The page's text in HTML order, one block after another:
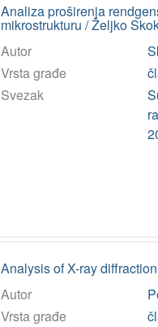
Analiza proširenja
mikrostrukturu / Željko
Autor
Vrsta građe
Svezak
Analysis of X-ray
Autor
Vrsta građe